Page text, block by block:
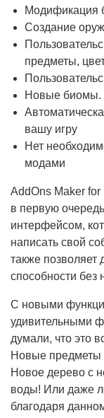
Модификация
Создание
предметы,
Новые биомы.
вашу игру
Нет
модами
AddOns Maker
в первую
интерфейсом,
написать свой
также позволяет
способности
С новыми
удивительными
думали, что это
Новые предметы
Новое дерево с
воды! Или даже
благодаря